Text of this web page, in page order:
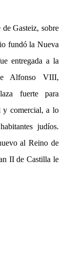
Gasteiz, sobre
fundó la Nueva
entregada a la
Alfonso VIII,
fuerte para
y comercial, a lo
judíos.
al Reino de
II de Castilla le